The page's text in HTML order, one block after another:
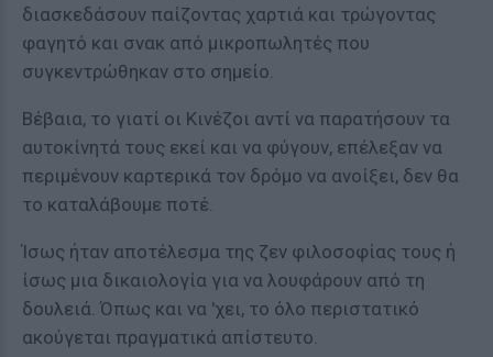
διασκεδάσουν παίζοντας χαρτιά και τρώγοντας
φαγητό και σνακ από μικροπωλητές που
συγκεντρώθηκαν στο σημείο.
Βέβαια, το γιατί οι Κινέζοι αντί να παρατήσουν τα
αυτοκίνητά τους εκεί και να φύγουν, επέλεξαν να
περιμένουν καρτερικά τον δρόμο να ανοίξει, δεν θα
το καταλάβουμε ποτέ.
Ίσως ήταν αποτέλεσμα της ζεν φιλοσοφίας τους ή
ίσως μια δικαιολογία για να λουφάρουν από τη
δουλειά. Όπως και να 'χει, το όλο περιστατικό
ακούγεται πραγματικά απίστευτο.